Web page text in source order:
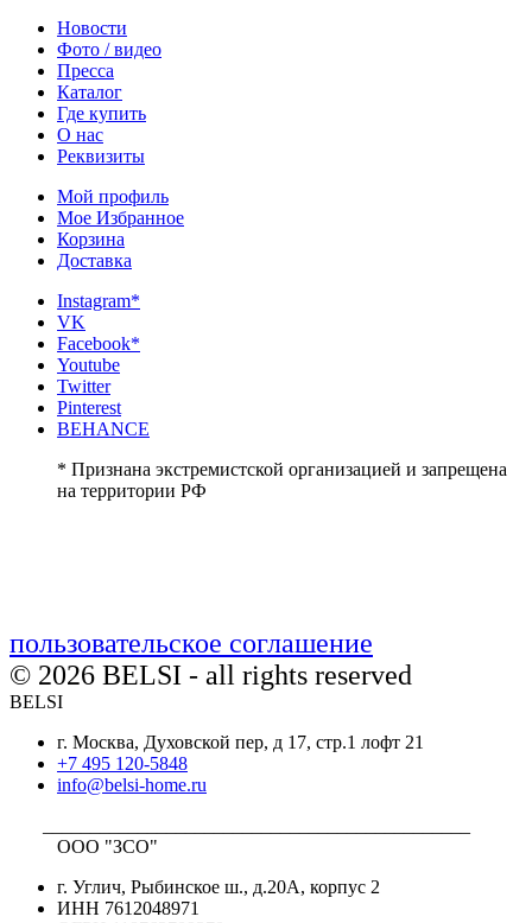
Новости
Фото / видео
Пресса
Каталог
Где купить
О нас
Реквизиты
Мой профиль
Мое Избранное
Корзина
Доставка
Instagram*
VK
Facebook*
Youtube
Twitter
Pinterest
BEHANCE
* Признана экстремистской организацией и запрещена
на территории РФ
пользовательское соглашение
© 2026 BELSI - all rights reserved
BELSI
г. Москва, Духовской пер, д 17, стр.1 лофт 21
+7 495 120-5848
info@belsi-home.ru
ООО "ЗСО"
г. Углич, Рыбинское ш., д.20А, корпус 2
ИНН 7612048971